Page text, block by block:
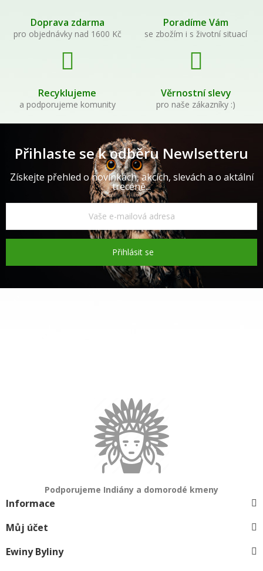
Doprava zdarma
pro objednávky nad 1600 Kč
Poradíme Vám
se zbožím i s životní situací
Recyklujeme
a podporujeme komunity
Věrnostní slevy
pro naše zákazníky :)
Přihlaste se k odběru Newlsetteru
Získejte přehled o novinkách, akcích, slevách a o aktální
trecéně...
Přihlásit se
Podporujeme Indiány a domorodé kmeny
Informace
Můj účet
Ewiny Byliny